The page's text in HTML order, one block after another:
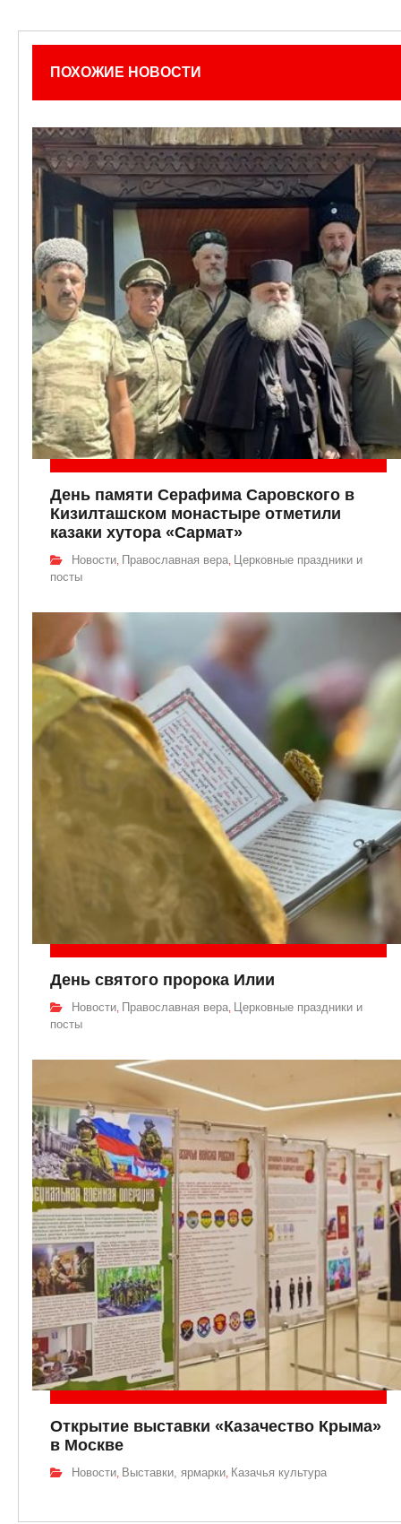
ПОХОЖИЕ НОВОСТИ
День памяти Серафима Саровского в
Кизилташском монастыре отметили
казаки хутора «Сармат»
Новости Православная вера
Церковные праздники и
посты
День святого пророка Илии
Новости Православная вера Церковные праздники и
посты
Открытие выставки «Казачество Крыма»
в Москве
Новости, Выставки, ярмарки, Казачья культура